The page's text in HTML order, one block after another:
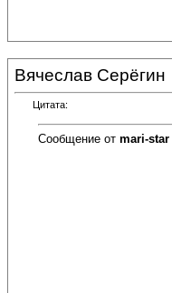
Вячеслав Серёгин
Цитата:
Сообщение от mari-star